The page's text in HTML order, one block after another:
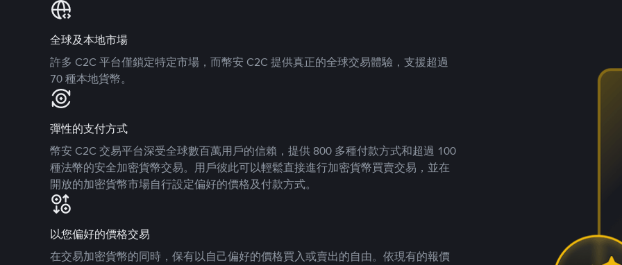
全球及本地市場
許多 C2C 平台僅鎖定特定市場，而幣安 C2C 提供真正的全球交易體驗，支援超過
70 種本地貨幣。
彈性的支付方式
幣安 C2C 交易平台深受全球數百萬用戶的信賴，提供 800 多種付款方式和超過 100
種法幣的安全加密貨幣交易。用戶彼此可以輕鬆直接進行加密貨幣買賣交易，並在
開放的加密貨幣市場自行設定偏好的價格及付款方式。
以您偏好的價格交易
在交易加密貨幣的同時，保有以自己偏好的價格買入或賣出的自由。依現有的報價